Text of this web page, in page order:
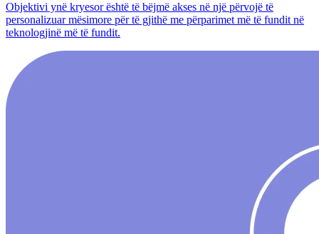
Objektivi ynë kryesor është të bëjmë akses në një përvojë të
personalizuar mësimore për të gjithë me përparimet më të fundit në
teknologjinë më të fundit.